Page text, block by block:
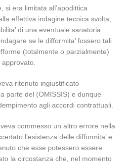
si era limitata all’apodittica
effettiva indagine tecnica svolta,
di una eventuale sanatoria
se le difformita’ fossero tali
(totalmente o parzialmente)
ritenuto ingiustificato
parte del (OMISSIS) e dunque
agli accordi contrattuali.
commesso un altro errore nella
l’esistenza delle difformita’ e
che esse potessero essere
la circostanza che, nel momento